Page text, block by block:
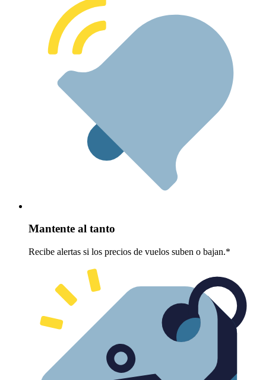
Mantente al tanto
Recibe alertas si los precios de vuelos suben o bajan.*